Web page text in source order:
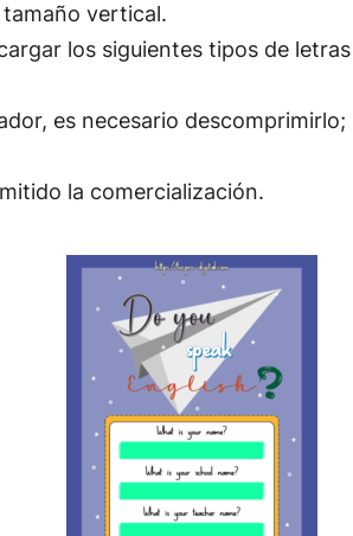
vertical.
los siguientes tipos de
es necesario
la comercialización.